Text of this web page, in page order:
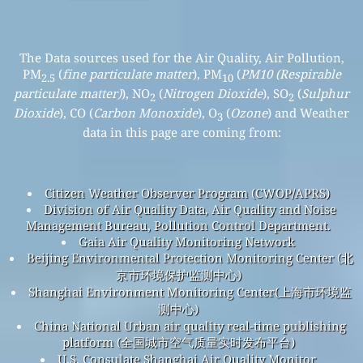
The Data sources used for the Air Quality, Air Pollution,
PM2.5 (fine particulate matter), PM10(PM10 (Respirable
particulate matter)), NO2 (Nitrogen Dioxide), SO2 (Sulphur
Dioxide), CO (Carbon Monoxide), O3 (Ozone) and Weather
data in this page are coming from:
Citizen Weather Observer Program (CWOP/APRS)
Division of Air Quality Data, Air Quality and Noise
Management Bureau, Pollution Control Department.
Gaia Air Quality Monitoring Network
Beijing Environmental Protection Monitoring Center (北
京市环境保护监测中心)
Shanghai Environment Monitoring Center(上海市环境监
测中心)
China National Urban air quality real-time publishing
platform (全国城市空气质量实时发布平台)
U.S. Consulate Shanghai Air Quality Monitor